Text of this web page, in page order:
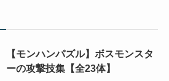
【モンハンパズル】ボスモンスタ
ーの攻撃技集【全23体】